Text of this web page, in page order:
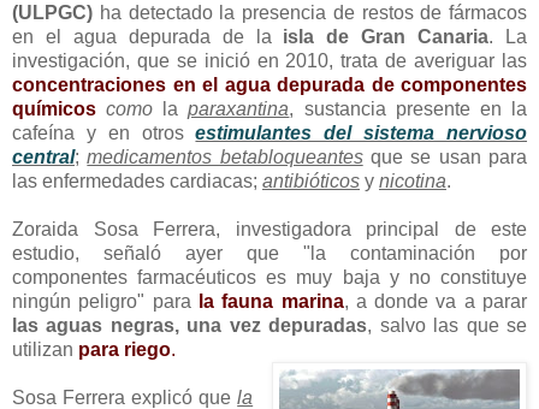
(ULPGC) ha detectado la presencia de restos de fármacos
en el agua depurada de la isla de Gran Canaria. La
investigación, que se inició en 2010, trata de averiguar las
concentraciones en el agua depurada de componentes
químicos como laparaxantina, sustancia presente en la
cafeína y en otrosestimulantes del sistema nervioso
central; medicamentos betabloqueantes que se usan para
las enfermedades cardiacas; antibióticos y nicotina.
Zoraida Sosa Ferrera, investigadora principal de este
estudio, señaló ayer que "la contaminación por
componentes farmacéuticos es muy baja y no constituye
ningún peligro" para
la fauna marina, a donde va a parar
las aguas negras, una vez depuradas, salvo las que se
utilizan para riego.
Sosa Ferrera explicó quela